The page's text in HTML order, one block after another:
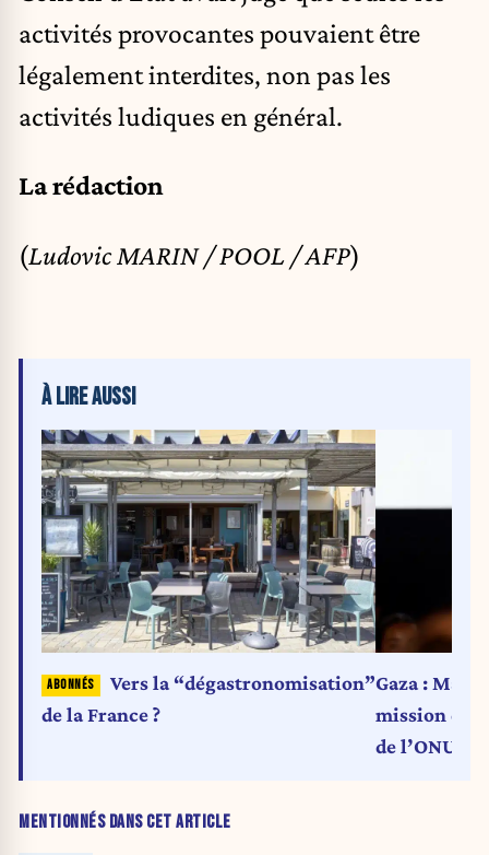
activités provocantes pouvaient être
légalement interdites, non pas les
activités ludiques en général.
La rédaction
(Ludovic MARIN / POOL / AFP)
MENTIONNÉS DANS CET ARTICLE
À LIRE AUSSI
Vers la “dégastronomisation”
de la France ?
Gaza :
mission de
de l’ONU